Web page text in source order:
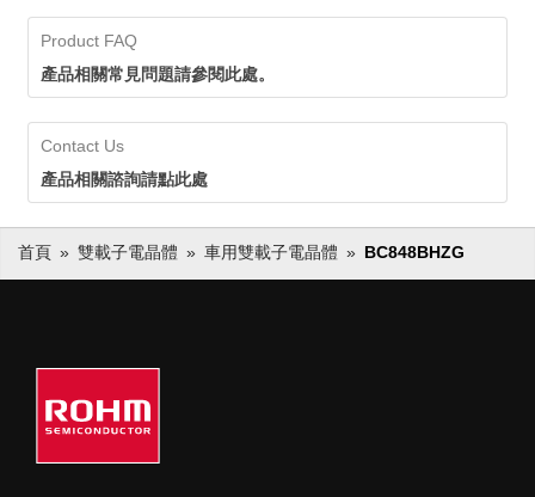
Product FAQ
產品相關常見問題請參閱此處。
Contact Us
產品相關諮詢請點此處
首頁 雙載子電晶體 車用雙載子電晶體 BC848BHZG